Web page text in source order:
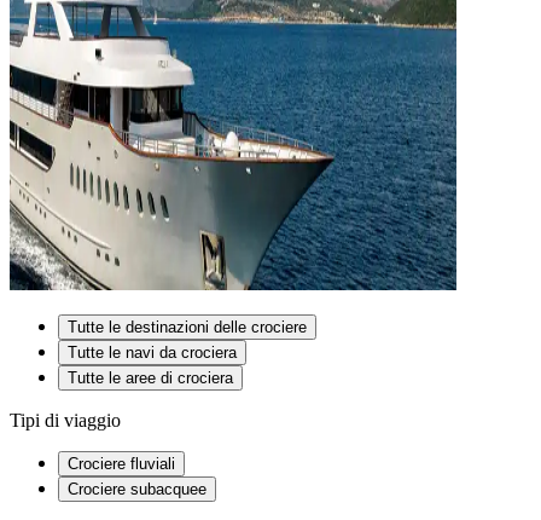
Tutte le destinazioni delle crociere
Tutte le navi da crociera
Tutte le aree di crociera
Tipi di viaggio
Crociere fluviali
Crociere subacquee